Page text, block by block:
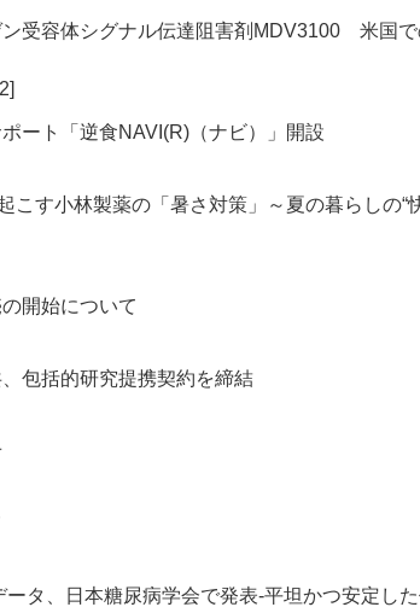
受容体シグナル伝達阻害剤MDV3100 米国で
ート「逆食NAVI(R)（ナビ）」開設
こす小林製薬の「暑さ対策」～夏の暮らしの“
開始について
包括的研究提携契約を締結
タ、日本糖尿病学会で発表-平坦かつ安定し